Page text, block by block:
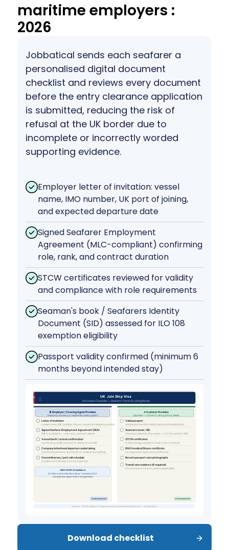
maritime employers :
2026
Jobbatical sends each seafarer a
personalised digital document
checklist and reviews every document
before the entry clearance application
is submitted, reducing the risk of
refusal at the UK border due to
incomplete or incorrectly worded
supporting evidence.
Employer letter of invitation: vessel
name, IMO number, UK port of joining,
and expected departure date
Signed Seafarer Employment
Agreement (MLC-compliant) confirming
role, rank, and contract duration
STCW certificates reviewed for validity
and compliance with role requirements
Seaman's book / Seafarers Identity
Document (SID) assessed for ILO 108
exemption eligibility
Passport validity confirmed (minimum 6
months beyond intended stay)
Download checklist